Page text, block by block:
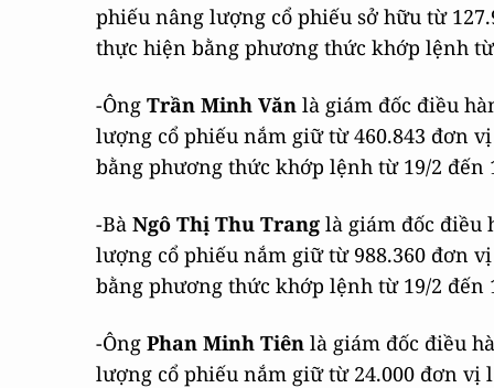
phiếu nâng lượng cổ phiếu sở hữu từ
thực hiện bằng phương thức khớp lệnh từ
-Ông Trần Minh Văn là giám đốc điều
lượng cổ phiếu nắm giữ từ 460.843 đơn
bằng phương thức khớp lệnh từ 19/2 đến
-Bà Ngô Thị Thu Trang là giám đốc điều
lượng cổ phiếu nắm giữ từ 988.360 đơn
bằng phương thức khớp lệnh từ 19/2 đến
-Ông Phan Minh Tiên là giám đốc điều
lượng cổ phiếu nắm giữ từ 24.000 đơn vị